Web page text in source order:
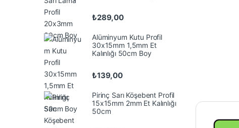
₺289,00
Alüminyum Kutu Profil
30x15mm 1,5mm Et
Kalınlığı 50cm Boy
₺139,00
Pirinç Sarı Köşebent Profil
15x15mm 2mm Et Kalınlığı
50cm